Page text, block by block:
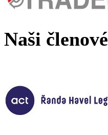
Naši členové